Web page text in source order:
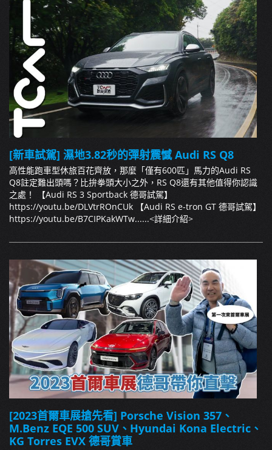
[新車試駕] 濕地3.82秒的彈射震憾 Audi RS Q8
高性能跑車型休旅百花齊放，那麼「僅有600匹」馬力的Audi RS
Q8註定難出頭嗎？比拚拳頭大小之外，RS Q8還有其他值得你認識
之處！ 【Audi RS 3 Sportback 德哥試駕】
https://youtu.be/DLVtrROnCUk 【Audi RS e-tron GT 德哥試駕】
https://youtu.be/B7CIPKakWTw......<詳細介紹>
[2023首爾車展搶先看] Porsche Vision 357、
M.Benz EQE 500 SUV、Hyundai Kona Electric、
KG Torres EVX 德哥賞車